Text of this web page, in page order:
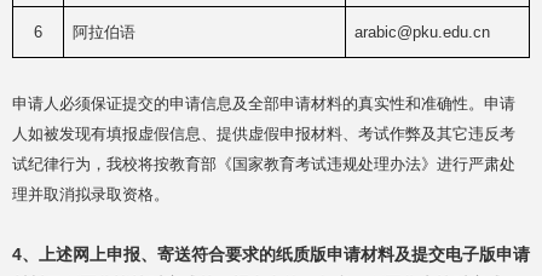
6 阿拉伯语 arabic@pku.edu.cn
申请人必须保证提交的申请信息及全部申请材料的真实性和准确性。申请
人如被发现有填报虚假信息、提供虚假申报材料、考试作弊及其它违反考
试纪律行为，我校将按教育部《国家教育考试违规处理办法》进行严肃处
理并取消拟录取资格。
4、上述网上申报、寄送符合要求的纸质版申请材料及提交电子版申请